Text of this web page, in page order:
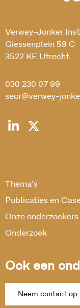
Verwey-Jonker
Giessenplein 59 C
3522 KE Utrecht
030 230 07 99
secr@verwey-
Thema’s
Publicaties en
Onze onderzoekers
Onderzoek
Ook een
Neem contact op